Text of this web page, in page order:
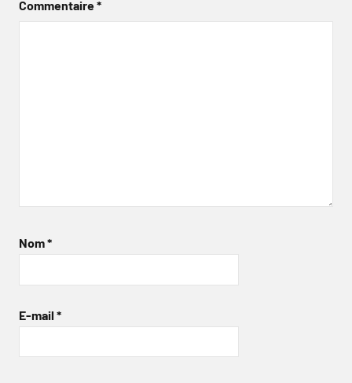
Commentaire*
Nom*
E-mail *